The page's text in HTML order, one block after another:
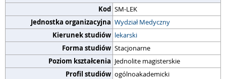
Kod SM-LEK
Jednostka organizacyjna Wydział Medyczny
Kierunek studiów lekarski
Forma studiów Stacjonarne
Poziom kształcenia Jednolite magisterskie
Profil studiów ogólnoakademicki